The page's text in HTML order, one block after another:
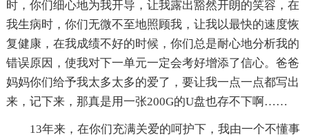
时，你们细心地为我开导，让我露出豁然开朗的笑容，在
我生病时，你们无微不至地照顾我，让我以最快的速度恢
复健康，在我成绩不好的时候，你们总是耐心地分析我的
错误原因，使我对下一单元一定会考好增添了信心。爸爸
妈妈你们给予我太多太多的爱了，要让我一点一点都写出
来，记下来，那真是用一张200G的U盘也存不下啊……
13年来，在你们充满关爱的呵护下，我由一个不懂事